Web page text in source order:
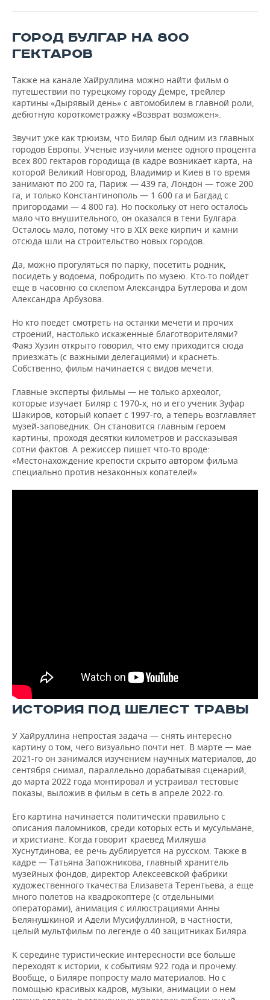
ГОРОД БУЛГАР НА 800
ГЕКТАРОВ
Также на канале Хайруллина можно найти фильм о
путешествии по турецкому городу Демре, трейлер
картины «Дырявый день» с автомобилем в главной роли,
дебютную короткометражку «Возврат возможен».
Звучит уже как трюизм, что Биляр был одним из главных
городов Европы. Ученые изучили менее одного процента
всех 800 гектаров городища (в кадре возникает карта, на
которой Великий Новгород, Владимир и Киев в то время
занимают по 200 га, Париж — 439 га, Лондон — тоже 200
га, и только Константинополь — 1 600 га и Багдад с
пригородами — 4 800 га). Но поскольку от него осталось
мало что внушительного, он оказался в тени Булгара.
Осталось мало, потому что в XIX веке кирпич и камни
отсюда шли на строительство новых городов.
Да, можно прогуляться по парку, посетить родник,
посидеть у водоема, побродить по музею. Кто-то пойдет
еще в часовню со склепом Александра Бутлерова и дом
Александра Арбузова.
Но кто поедет смотреть на останки мечети и прочих
строений, настолько искаженные благотворителями?
Фаяз Хузин открыто говорил, что ему приходится сюда
приезжать (с важными делегациями) и краснеть.
Собственно, фильм начинается с видов мечети.
Главные эксперты фильмы — не только археолог,
которые изучает Биляр с 1970-х, но и его ученик Зуфар
Шакиров, который копает с 1997-го, а теперь возглавляет
музей-заповедник. Он становится главным героем
картины, проходя десятки километров и рассказывая
сотни фактов. А режиссер пишет что-то вроде:
«Местонахождение крепости скрыто автором фильма
специально против незаконных копателей»
ИСТОРИЯ ПОД ШЕЛЕСТ ТРАВЫ
У Хайруллина непростая задача — снять интересно
картину о том, чего визуально почти нет. В марте — мае
2021-го он занимался изучением научных материалов, до
сентября снимал, параллельно дорабатывая сценарий,
до марта 2022 года монтировал и устраивал тестовые
показы, выложив в фильм в сеть в апреле 2022-го.
Его картина начинается политически правильно с
описания паломников, среди которых есть и мусульмане,
и христиане. Когда говорит краевед Миляуша
Хуснутдинова, ее речь дублируется на русском. Также в
кадре — Татьяна Запожникова, главный хранитель
музейных фондов, директор Алексеевской фабрики
художественного ткачества Елизавета Терентьева, а еще
много полетов на квадрокоптере (с отдельными
операторами), анимация с иллюстрациями Анны
Белянушкиной и Адели Мусифуллиной, в частности,
целый мультфильм по легенде о 40 защитниках Биляра.
К середине туристические интересности все больше
переходят к истории, к событиям 922 года и прочему.
Вообще, о Биляре попросту мало материалов. Но с
помощью красивых кадров, музыки, анимации о нем